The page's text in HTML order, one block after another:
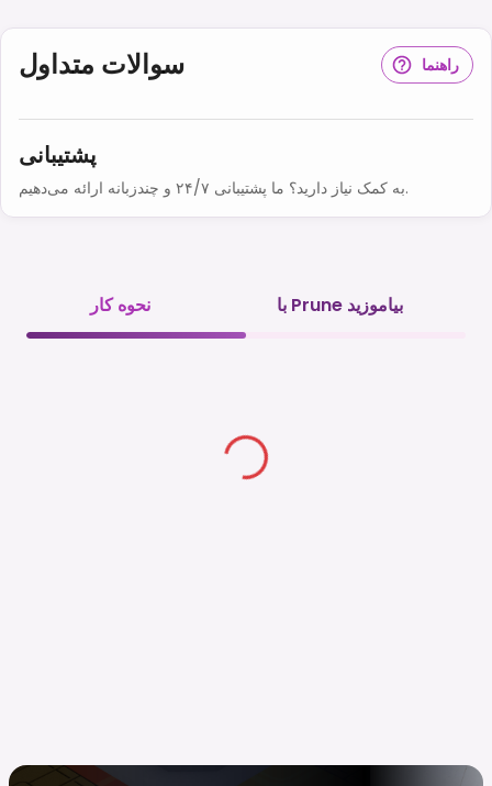
سوالات متداول راهنما
پشتیبانی
به کمک نیاز دارید؟ ما پشتیبانی ۲۴/۷ و چندزبانه ارائه می‌دهیم.
نحوه کار با Prune بیاموزید